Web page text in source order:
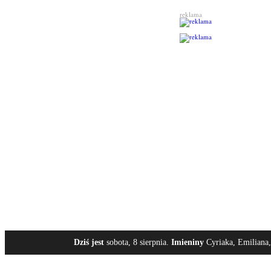
reklama
Dziś jest sobota, 8 sierpnia. Imieniny Cyriaka,